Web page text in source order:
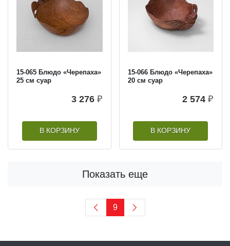
15-065 Блюдо «Черепаха»
25 см суар
3 276 ₽
В КОРЗИНУ
15-066 Блюдо «Черепаха»
20 см суар
2 574 ₽
В КОРЗИНУ
Показать еще
9